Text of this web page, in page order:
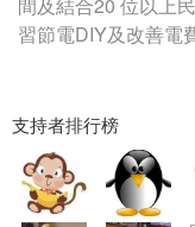
習節電DIY及改善電
支持者排行榜